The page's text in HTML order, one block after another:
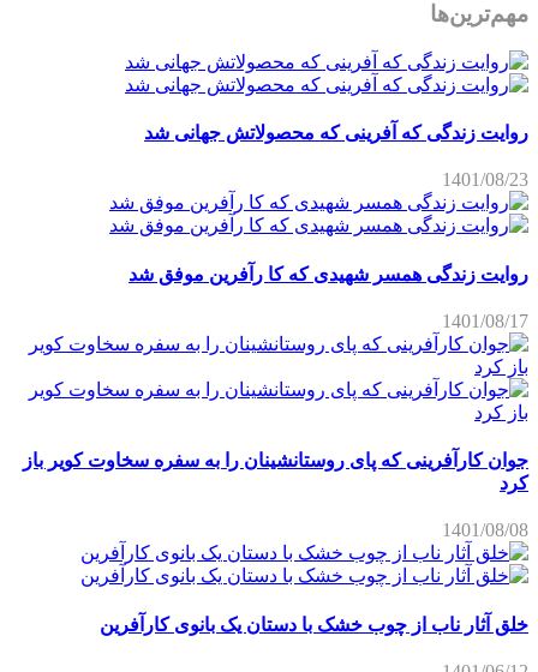
مهم‌ترین‌ها
روایت زندگی که آفرینی که محصولاتش جهانی شد
1401/08/23
روایت زندگی همسر شهیدی که کا رآفرین موفق شد
1401/08/17
جوان کارآفرینی که پای روستانشینان را به سفره سخاوت کویر باز
کرد
1401/08/08
خلق آثار ناب از چوب خشک با دستان یک بانوی کارآفرین